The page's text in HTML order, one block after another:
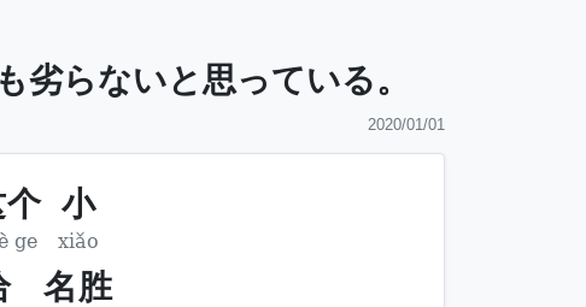
劣らないと思っている。
2020/01/01
小
ge xiǎo
名胜